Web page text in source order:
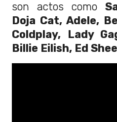
son actos como
Doja Cat, Adele,
Coldplay, Lady
Billie Eilish, Ed